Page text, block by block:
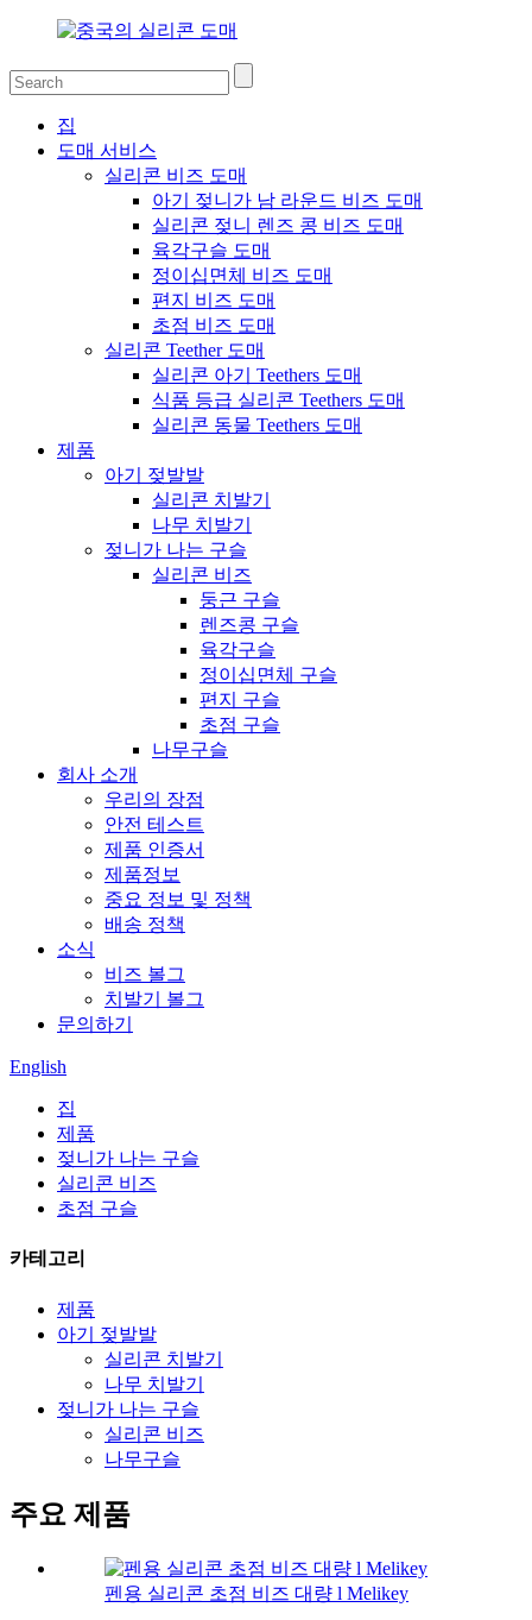
집
도매 서비스
실리콘 비즈 도매
아기 젖니가 남 라운드 비즈 도매
실리콘 젖니 렌즈 콩 비즈 도매
육각구슬 도매
정이십면체 비즈 도매
편지 비즈 도매
초점 비즈 도매
실리콘 Teether 도매
실리콘 아기 Teethers 도매
식품 등급 실리콘 Teethers 도매
실리콘 동물 Teethers 도매
제품
아기 젖발발
실리콘 치발기
나무 치발기
젖니가 나는 구슬
실리콘 비즈
둥근 구슬
렌즈콩 구슬
육각구슬
정이십면체 구슬
편지 구슬
초점 구슬
나무구슬
회사 소개
우리의 장점
안전 테스트
제품 인증서
제품정보
중요 정보 및 정책
배송 정책
소식
비즈 볼그
치발기 볼그
문의하기
English
집
제품
젖니가 나는 구슬
실리콘 비즈
초점 구슬
카테고리
제품
아기 젖발발
실리콘 치발기
나무 치발기
젖니가 나는 구슬
실리콘 비즈
나무구슬
주요 제품
펜용 실리콘 초점 비즈 대량 l Melikey